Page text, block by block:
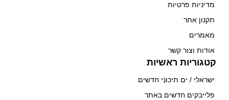
מדיניות פרטיות
תקנון אתר
מאמרים
אודות וצור קשר
קטגוריות ראשיות
ישראלי / ים תיכוני חדשים
פלייבקים חדשים באתר